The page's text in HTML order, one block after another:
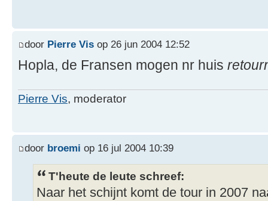
door Pierre Vis op 26 jun 2004 12:52
Hopla, de Fransen mogen nr huis
Pierre Vis, moderator
door broemi op 16 jul 2004 10:39
T'heute de leute schreef:
Naar het schijnt komt de tour in 2007